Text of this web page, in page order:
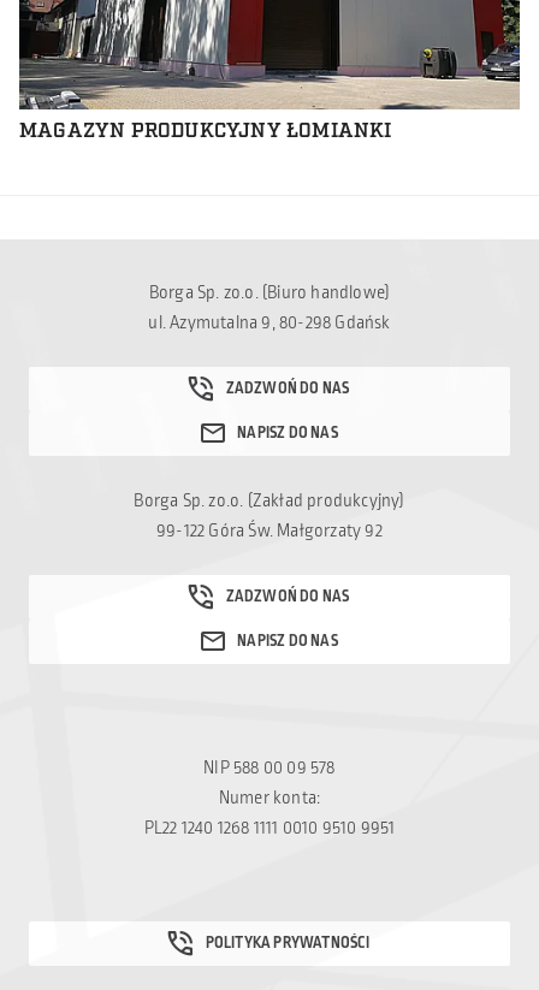
MAGAZYN PRODUKCYJNY ŁOMIANKI
Borga Sp. zo.o. (Biuro handlowe)
ul. Azymutalna 9, 80-298 Gdańsk
Borga Sp. zo.o. (Zakład produkcyjny)
99-122 Góra Św. Małgorzaty 92
NIP 588 00 09 578
Numer konta:
PL22 1240 1268 1111 0010 9510 9951